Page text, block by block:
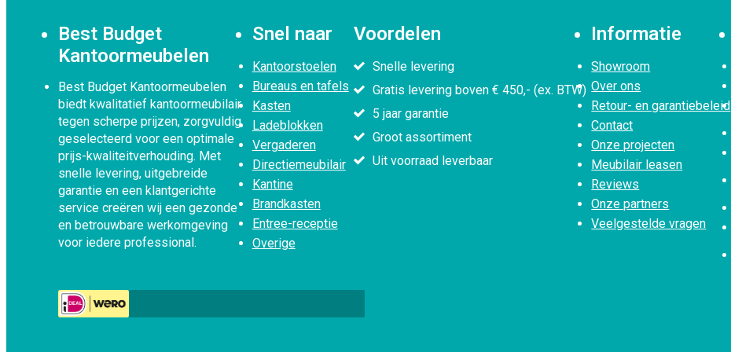
Best Budget
Kantoormeubelen
Best Budget Kantoormeubelen
biedt kwalitatief kantoormeubilair
tegen scherpe prijzen, zorgvuldig
geselecteerd voor een optimale
prijs-kwaliteitverhouding. Met
snelle levering, uitgebreide
garantie en een klantgerichte
service creëren wij een gezonde
en betrouwbare werkomgeving
voor iedere professional.
Snel naar
Kantoorstoelen
Bureaus en tafels
Kasten
Ladeblokken
Vergaderen
Directiemeubilair
Kantine
Brandkasten
Entree-receptie
Overige
Voordelen
Snelle levering
Gratis levering boven € 450,- (ex. BTW)
5 jaar garantie
Groot assortiment
Uit voorraad leverbaar
Informatie
Showroom
Over ons
Retour- en garantiebeleid
Contact
Onze projecten
Meubilair leasen
Reviews
Onze partners
Veelgestelde vragen